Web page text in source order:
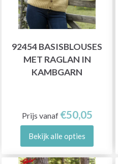
92454 BASISBLOUSES
MET RAGLAN IN
KAMBGARN
Prijs vanaf €50,05
Bekijk alle opties